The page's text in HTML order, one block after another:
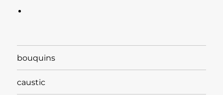
bouquins
caustic